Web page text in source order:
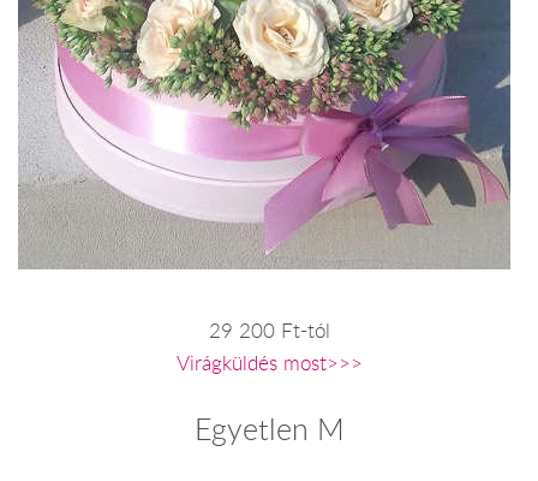
29 200 Ft-tól
Virágküldés most>>>
Egyetlen M